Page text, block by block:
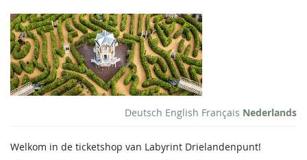
Overslaan
naar de
hoofd-
inhoud
Labyrint
Entree
Ticket
Deutsch English Français Nederlands
Welkom in de ticketshop van Labyrint Drielandenpunt!